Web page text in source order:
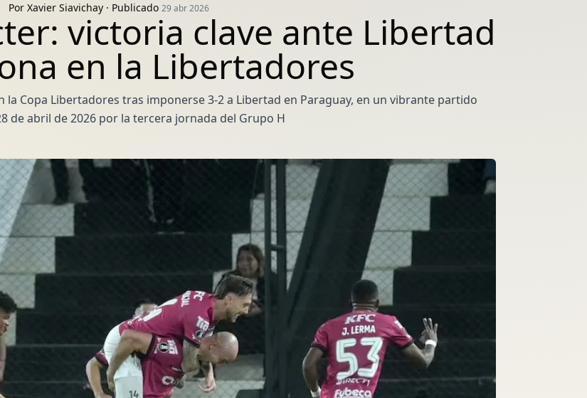
Por Xavier Siavichay · Publicado 29 abr 2026
victoria clave ante Libertad
en la Libertadores
Copa Libertadores tras imponerse 3-2 a Libertad en Paraguay, en un vibrante partido
de abril de 2026 por la tercera jornada del Grupo H